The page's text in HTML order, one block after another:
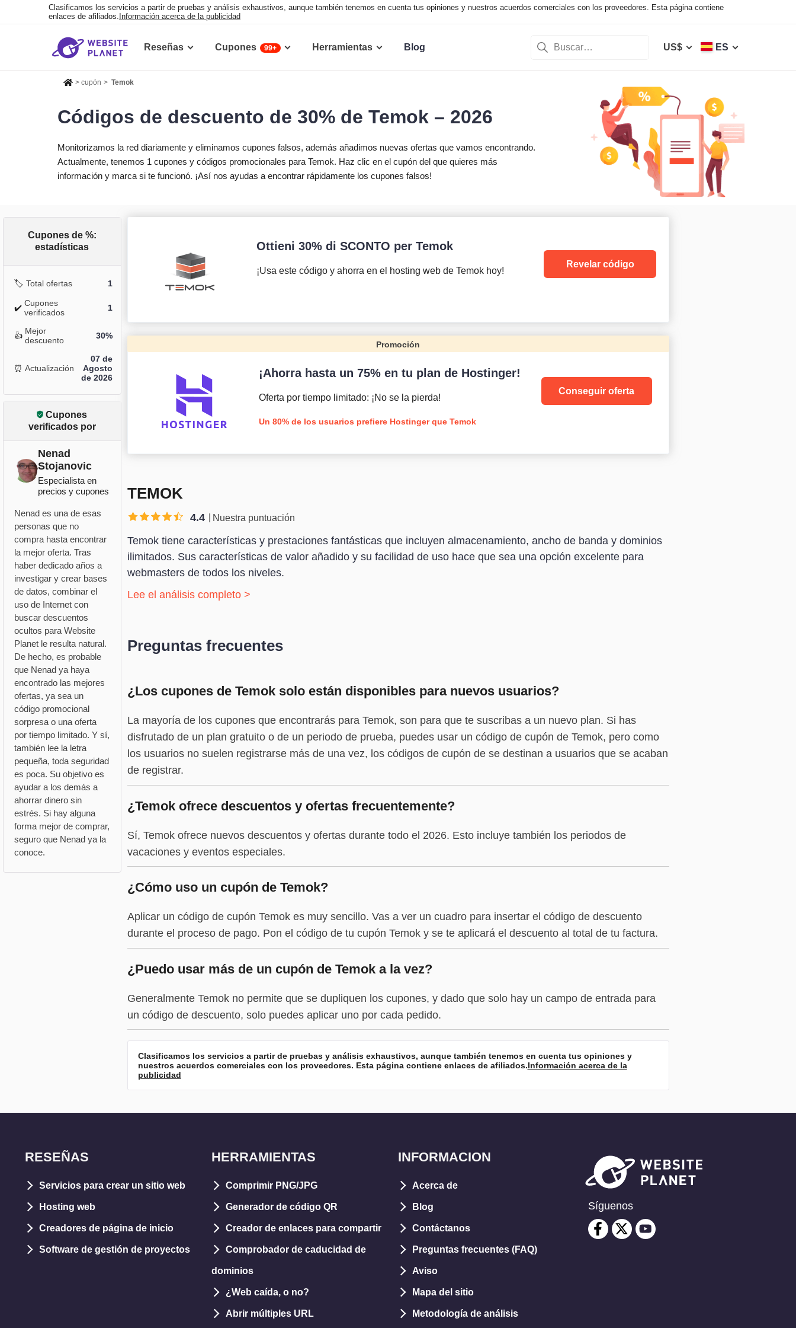
Clasificamos los servicios a partir de pruebas y análisis exhaustivos, aunque también tenemos en cuenta tus opiniones y nuestros acuerdos comerciales con los proveedores. Esta página contiene
enlaces de afiliados. Información acerca de la publicidad
Reseñas Cupones 99+ Herramientas Blog US$ ES
> cupón > Temok
Códigos de descuento de 30% de Temok – 2026
Monitorizamos la red diariamente y eliminamos cupones falsos, además añadimos nuevas ofertas que vamos encontrando.
Actualmente, tenemos 1 cupones y códigos promocionales para Temok. Haz clic en el cupón del que quieres más
información y marca si te funcionó. ¡Así nos ayudas a encontrar rápidamente los cupones falsos!
Cupones de %:
estadísticas
🏷️ Total ofertas 1
✔️ Cupones
verificados
1
👍 Mejor
descuento
30%
⏰ Actualización
07 de
Agosto
de 2026
Cupones
verificados por
Nenad
Stojanovic
Especialista en
precios y cupones
Nenad es una de esas
personas que no
compra hasta encontrar
la mejor oferta. Tras
haber dedicado años a
investigar y crear bases
de datos, combinar el
uso de Internet con
buscar descuentos
ocultos para Website
Planet le resulta natural.
De hecho, es probable
que Nenad ya haya
encontrado las mejores
ofertas, ya sea un
código promocional
sorpresa o una oferta
por tiempo limitado. Y sí,
también lee la letra
pequeña, toda seguridad
es poca. Su objetivo es
ayudar a los demás a
ahorrar dinero sin
estrés. Si hay alguna
forma mejor de comprar,
seguro que Nenad ya la
conoce.
Ottieni 30% di SCONTO per Temok
¡Usa este código y ahorra en el hosting web de Temok hoy!
Revelar código
Promoción
¡Ahorra hasta un 75% en tu plan de Hostinger!
Oferta por tiempo limitado: ¡No se la pierda!
Un 80% de los usuarios prefiere Hostinger que Temok
Conseguir oferta
TEMOK
4.4 Nuestra puntuación
Temok tiene características y prestaciones fantásticas que incluyen almacenamiento, ancho de banda y dominios
ilimitados. Sus características de valor añadido y su facilidad de uso hace que sea una opción excelente para
webmasters de todos los niveles.
Lee el análisis completo >
Preguntas frecuentes
¿Los cupones de Temok solo están disponibles para nuevos usuarios?
La mayoría de los cupones que encontrarás para Temok, son para que te suscribas a un nuevo plan. Si has
disfrutado de un plan gratuito o de un periodo de prueba, puedes usar un código de cupón de Temok, pero como
los usuarios no suelen registrarse más de una vez, los códigos de cupón de se destinan a usuarios que se acaban
de registrar.
¿Temok ofrece descuentos y ofertas frecuentemente?
Sí, Temok ofrece nuevos descuentos y ofertas durante todo el 2026. Esto incluye también los periodos de
vacaciones y eventos especiales.
¿Cómo uso un cupón de Temok?
Aplicar un código de cupón Temok es muy sencillo. Vas a ver un cuadro para insertar el código de descuento
durante el proceso de pago. Pon el código de tu cupón Temok y se te aplicará el descuento al total de tu factura.
¿Puedo usar más de un cupón de Temok a la vez?
Generalmente Temok no permite que se dupliquen los cupones, y dado que solo hay un campo de entrada para
un código de descuento, solo puedes aplicar uno por cada pedido.
Clasificamos los servicios a partir de pruebas y análisis exhaustivos, aunque también tenemos en cuenta tus opiniones y
nuestros acuerdos comerciales con los proveedores. Esta página contiene enlaces de afiliados.Información acerca de la
publicidad
RESEÑAS
Servicios para crear un sitio web
Hosting web
Creadores de página de inicio
Software de gestión de proyectos
HERRAMIENTAS
Comprimir PNG/JPG
Generador de código QR
Creador de enlaces para compartir
Comprobador de caducidad de
dominios
¿Web caída, o no?
Abrir múltiples URL
INFORMACION
Acerca de
Blog
Contáctanos
Preguntas frecuentes (FAQ)
Aviso
Mapa del sitio
Metodología de análisis
Síguenos